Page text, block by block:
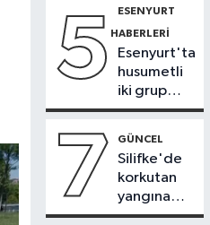
bazı yollar
kapatılacak
5 ESENYURT
HABERLERI
Esenyurt'ta
husumetli
iki grup
arasında
kavga
7 GÜNCEL
Silifke'de
korkutan
yangına
havadan ve